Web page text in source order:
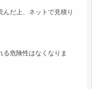
だ上、ネットで見積り
危険性はなくなりま